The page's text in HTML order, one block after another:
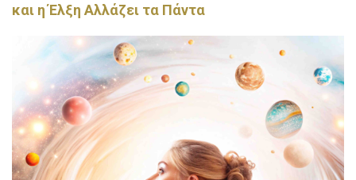
και η Έλξη Αλλάζει τα Πάντα